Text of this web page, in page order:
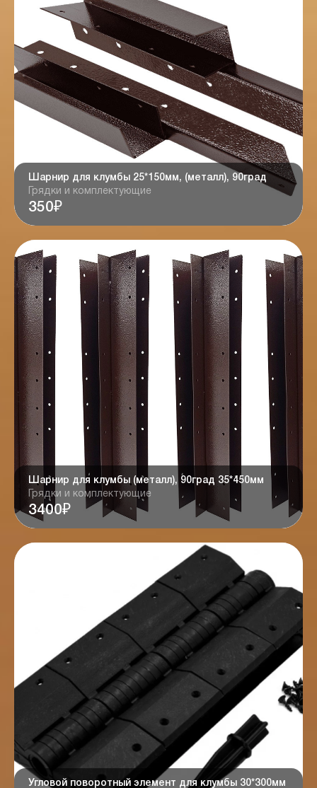
Шарнир для клумбы 25*150мм, (металл), 90град
Грядки и комплектующие
350₽
Шарнир для клумбы (металл), 90град 35*450мм
Грядки и комплектующие
3400₽
Угловой поворотный элемент для клумбы 30*300мм